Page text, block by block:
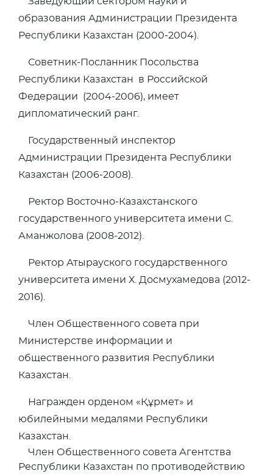
образования Администрации Президента
Республики Казахстан (2000-2004).
Советник-Посланник Посольства
Республики Казахстан в Российской
Федерации (2004-2006), имеет
дипломатический ранг.
Государственный инспектор
Администрации Президента Республики
Казахстан (2006-2008).
Ректор Восточно-Казахстанского
государственного университета имени С.
Аманжолова (2008-2012).
Ректор Атырауского государственного
университета имени Х. Досмухамедова (2012-
2016).
Член Общественного совета при
Министерстве информации и
общественного развития Республики
Казахстан.
Награжден орденом «Құрмет» и
юбилейными медалями Республики
Казахстан.
Член Общественного совета Агентства
Республики Казахстан по противодействию